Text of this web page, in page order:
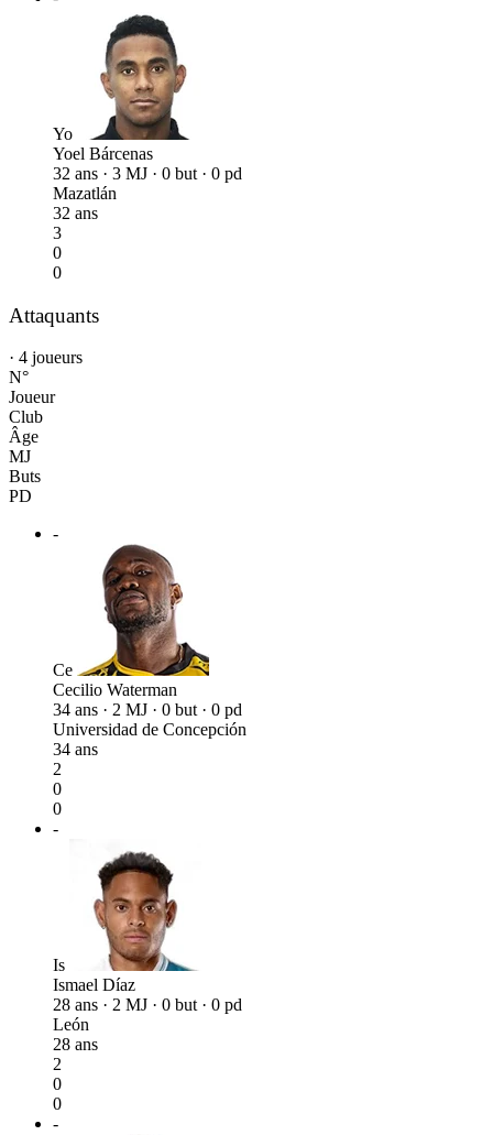
Yo
Yoel Bárcenas
32 ans · 3 MJ · 0 but · 0 pd
Mazatlán
32 ans
3
0
0
Attaquants
· 4 joueurs
N°
Joueur
Club
Âge
MJ
Buts
PD
-
Ce
Cecilio Waterman
34 ans · 2 MJ · 0 but · 0 pd
Universidad de Concepción
34 ans
2
0
0
-
Is
Ismael Díaz
28 ans · 2 MJ · 0 but · 0 pd
León
28 ans
2
0
0
-